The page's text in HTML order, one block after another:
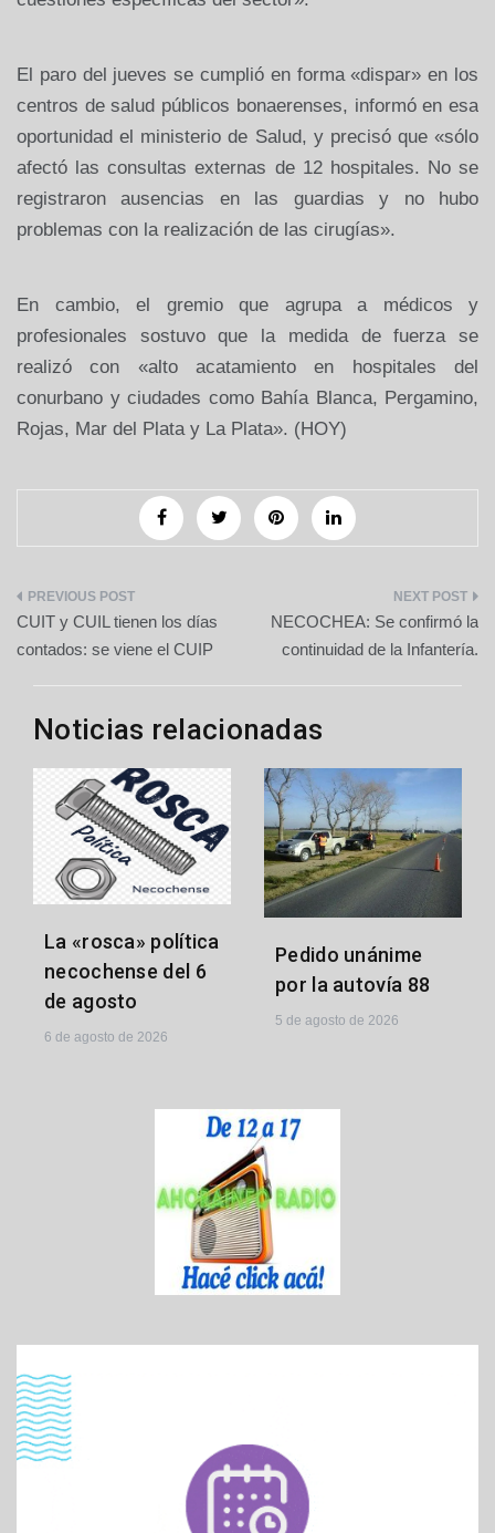
El paro del jueves se cumplió en forma «dispar» en los
centros de salud públicos bonaerenses, informó en esa
oportunidad el ministerio de Salud, y precisó que «sólo
afectó las consultas externas de 12 hospitales. No se
registraron ausencias en las guardias y no hubo
problemas con la realización de las cirugías».
En cambio, el gremio que agrupa a médicos y
profesionales sostuvo que la medida de fuerza se
realizó con «alto acatamiento en hospitales del
conurbano y ciudades como Bahía Blanca, Pergamino,
Rojas, Mar del Plata y La Plata». (HOY)
Navegación
de
entradas
CUIT y CUIL tienen los días
contados: se viene el CUIP
NECOCHEA: Se confirmó la
continuidad de la Infantería.
Noticias relacionadas
La «rosca» política
necochense del 6
de agosto
6 de agosto de 2026
Pedido unánime
por la autovía 88
5 de agosto de 2026